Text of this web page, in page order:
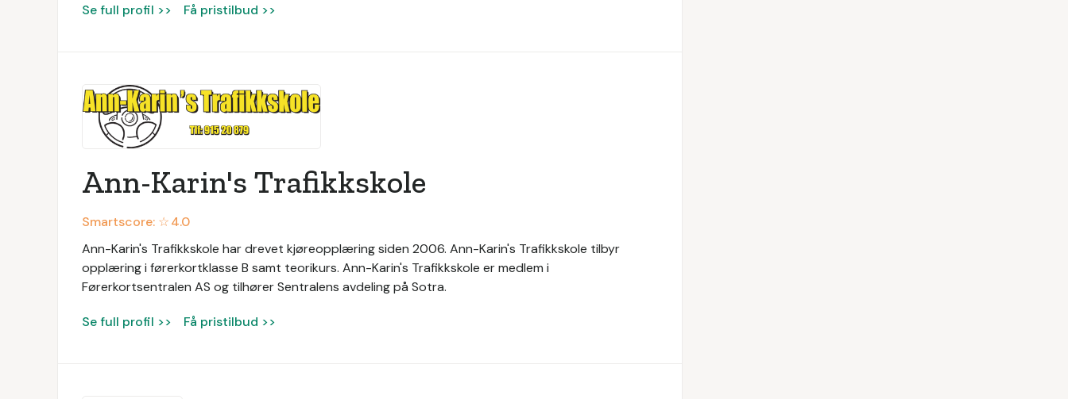
Se full profil >> Få pristilbud >>
Ann-Karin's Trafikkskole
Smartscore: ☆4.0
Ann-Karin's Trafikkskole har drevet kjøreopplæring siden 2006. Ann-Karin's Trafikkskole tilbyr
opplæring i førerkortklasse B samt teorikurs. Ann-Karin's Trafikkskole er medlem i
Førerkortsentralen AS og tilhører Sentralens avdeling på Sotra.
Se full profil >> Få pristilbud >>